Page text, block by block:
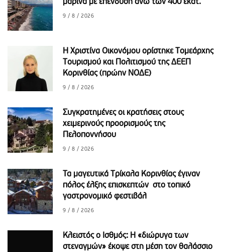
μαρίνα με επένδυση άνω των 400 εκατ.
9 / 8 / 2026
H Χριστίνα Οικονόμου ορίστηκε Τομεάρχης
Τουρισμού και Πολιτισμού της ΔΕΕΠ
Κορινθίας (πρώην ΝΟΔΕ)
9 / 8 / 2026
Συγκρατημένες οι κρατήσεις στους
χειμερινούς προορισμούς της
Πελοποννήσου
9 / 8 / 2026
Τα μαγευτικά Τρίκαλα Κορινθίας έγιναν
πόλος έλξης επισκεπτών στο τοπικό
γαστρονομικό φεστιβάλ
9 / 8 / 2026
Κλειστός ο Ισθμός: H «διώρυγα των
στεναγμών» έκοψε στη μέση τον θαλάσσιο